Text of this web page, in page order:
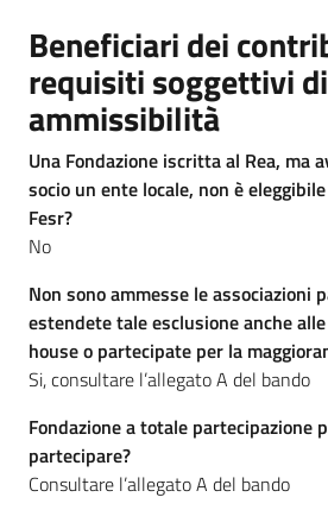
Opportunità
Progetti
e
attività
Servizi
Comunicazione
e
partecipazione
Beneficiari dei
requisiti soggettivi di
ammissibilità
Una Fondazione iscritta al Rea, ma
socio un ente locale, non è
Fesr?
No
Non sono ammesse le associazioni
estendete tale esclusione anche
house o partecipate per la
Si, consultare l’allegato A del bando
Fondazione a totale partecipazione
partecipare?
Consultare l’allegato A del bando